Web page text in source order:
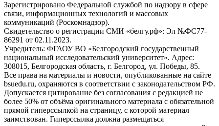
Зарегистрировано Федеральной службой по надзору в сфере
связи, информационных технологий и массовых
коммуникаций (Роскомнадзор).
Свидетельство о регистрации СМИ «белгу.рф»: Эл №ФС77-
86291 от 02.11.2023.
Учредитель: ФГАОУ ВО «Белгородский государственный
национальный исследовательский университет». Адрес:
308015, Белгородская область, г. Белгород, ул. Победы, 85.
Все права на материалы и новости, опубликованные на сайте
bsuedu.ru, охраняются в соответствии с законодательством РФ.
Допускается цитирование без согласования с редакцией не
более 50% от объёма оригинального материала с обязательной
прямой гиперссылкой на страницу, с которой материал
заимствован. Гиперссылка должна размещаться